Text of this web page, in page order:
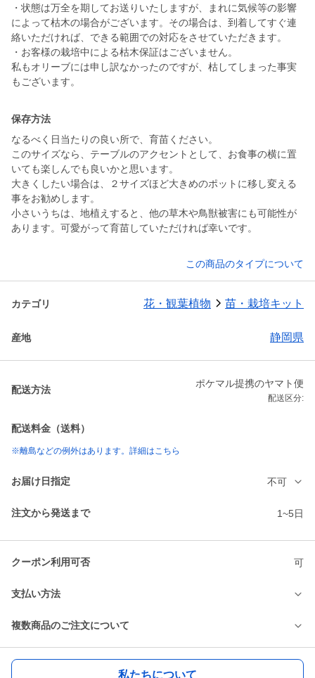
・状態は万全を期してお送りいたしますが、まれに気候等の影響
によって枯木の場合がございます。その場合は、到着してすぐ連
絡いただければ、できる範囲での対応をさせていただきます。
・お客様の栽培中による枯木保証はございません。
私もオリーブには申し訳なかったのですが、枯してしまった事実
もございます。
保存方法
なるべく日当たりの良い所で、育苗ください。
このサイズなら、テーブルのアクセントとして、お食事の横に置
いても楽しんでも良いかと思います。
大きくしたい場合は、２サイズほど大きめのポットに移し変える
事をお勧めします。
小さいうちは、地植えすると、他の草木や鳥獣被害にも可能性が
あります。可愛がって育苗していただければ幸いです。
この商品のタイプについて
カテゴリ 花・観葉植物 苗・栽培キット
産地 静岡県
配送方法
ポケマル提携のヤマト便
配送区分:
配送料金（送料）
※離島などの例外はあります。詳細はこちら
お届け日指定 不可
注文から発送まで 1~5日
クーポン利用可否 可
支払い方法
複数商品のご注文について
私たちについて